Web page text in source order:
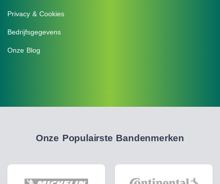
Privacy & Cookies
Bedrijfsgegevens
Onze Blog
Onze Populairste Bandenmerken